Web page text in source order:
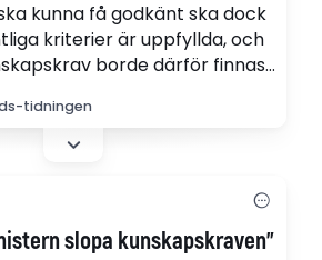
kunna få godkänt ska dock
kriterier är uppfyllda, och
borde därför finnas
tidningen
slopa kunskapskraven"